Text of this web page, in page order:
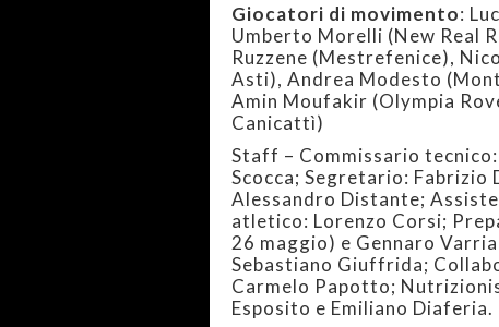
Giocatori di movimento:
Umberto Morelli (New Real
Ruzzene (Mestrefenice),
Asti), Andrea Modesto
Amin Moufakir (Olympia
Canicattì)
Staff – Commissario
Scocca; Segretario: Fabrizio
Alessandro Distante;
atletico: Lorenzo Corsi;
26 maggio) e Gennaro
Sebastiano Giuffrida;
Carmelo Papotto;
Esposito e Emiliano Diaferia.